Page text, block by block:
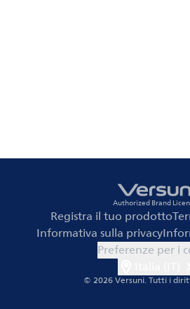
Authorized Brand
Registra il tuo prodotto
Informativa sulla privacy
Preferenze per i
© 2026 Versuni.Tutti i